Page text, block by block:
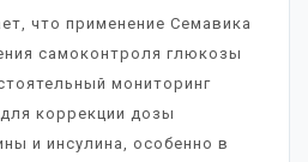
что применение Семавика
самоконтроля глюкозы
мониторинг
коррекции дозы
и инсулина, особенно в